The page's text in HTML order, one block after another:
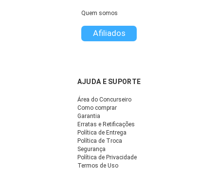
Quem somos
Afiliados
AJUDA E SUPORTE
Área do Concurseiro
Como comprar
Garantia
Erratas e Retificações
Política de Entrega
Política de Troca
Segurança
Política de Privacidade
Termos de Uso